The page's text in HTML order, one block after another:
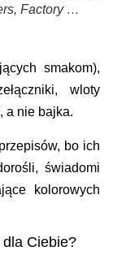
Factory …
smakom),
wloty
a nie bajka.
bo ich
świadomi
kolorowych
Ciebie?